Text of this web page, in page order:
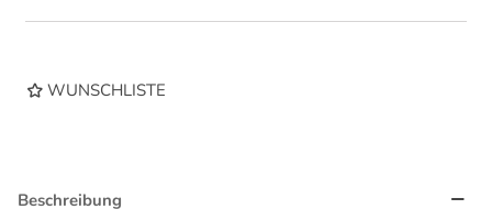
WUNSCHLISTE
Beschreibung